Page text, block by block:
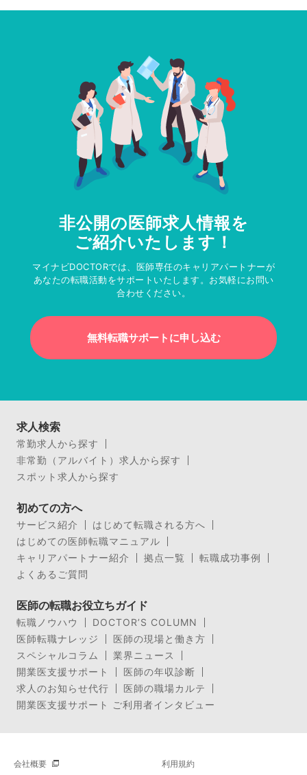
非公開の医師求人情報を
ご紹介いたします！
マイナビDOCTORでは、医師専任のキャリアパートナーが
あなたの転職活動をサポートいたします。お気軽にお問い
合わせください。
無料転職サポートに申し込む
求人検索
常勤求人から探す
非常勤（アルバイト）求人から探す
スポット求人から探す
初めての方へ
サービス紹介
はじめて転職される方へ
はじめての医師転職マニュアル
キャリアパートナー紹介
拠点一覧
転職成功事例
よくあるご質問
医師の転職お役立ちガイド
転職ノウハウ
DOCTOR’S COLUMN
医師転職ナレッジ
医師の現場と働き方
スペシャルコラム
業界ニュース
開業医支援サポート
医師の年収診断
求人のお知らせ代行
医師の職場カルテ
開業医支援サポート ご利用者インタビュー
会社概要 利用規約